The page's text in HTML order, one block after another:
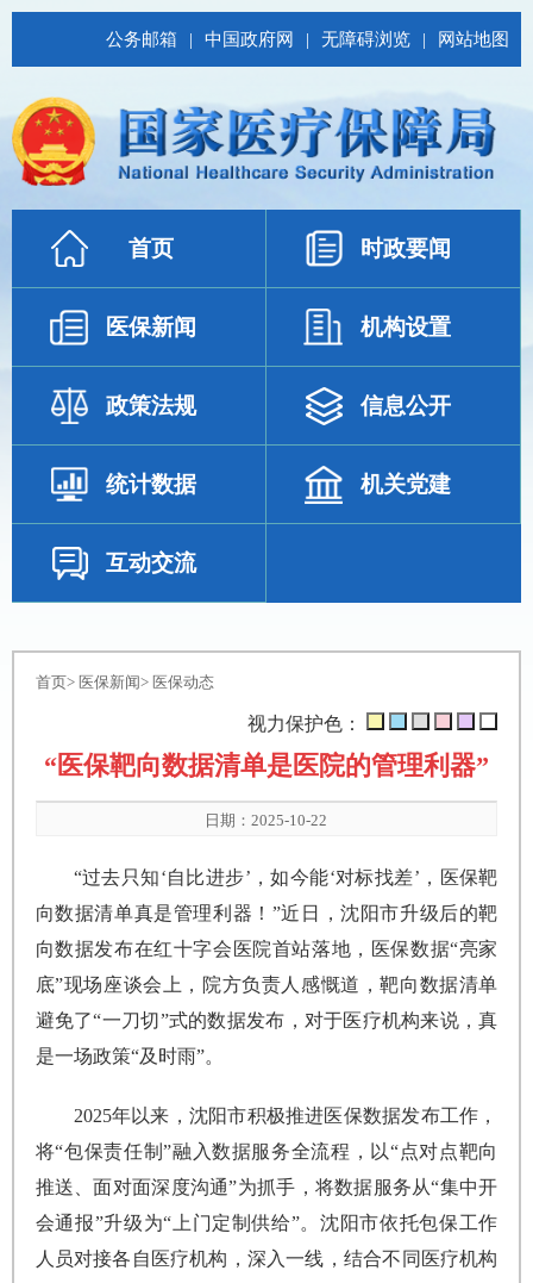
公务邮箱 | 中国政府网 | 无障碍浏览 | 网站地图
首页 时政要闻
医保新闻 机构设置
政策法规 信息公开
统计数据 机关党建
互动交流
首页> 医保新闻> 医保动态
视力保护色：
“医保靶向数据清单是医院的管理利器”
日期：2025-10-22
“过去只知‘自比进步’，如今能‘对标找差’，医保靶
向数据清单真是管理利器！”近日，沈阳市升级后的靶
向数据发布在红十字会医院首站落地，医保数据“亮家
底”现场座谈会上，院方负责人感慨道，靶向数据清单
避免了“一刀切”式的数据发布，对于医疗机构来说，真
是一场政策“及时雨”。
2025年以来，沈阳市积极推进医保数据发布工作，
将“包保责任制”融入数据服务全流程，以“点对点靶向
推送、面对面深度沟通”为抓手，将数据服务从“集中开
会通报”升级为“上门定制供给”。沈阳市依托包保工作
人员对接各自医疗机构，深入一线，结合不同医疗机构